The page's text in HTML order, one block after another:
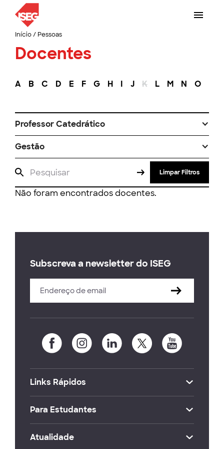
Início/ Pessoas
Docentes
A B C D E F G H I J K L M N O
Professor Catedrático
Gestão
Limpar Filtros
Não foram encontrados docentes.
Subscreva a newsletter do ISEG
Links Rápidos
Para Estudantes
Atualidade